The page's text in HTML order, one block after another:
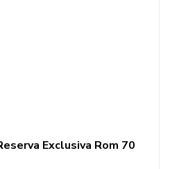
Exclusiva Rom 70